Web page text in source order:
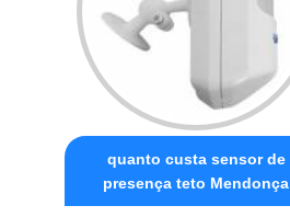
quanto custa sensor de
presença teto Mendonça